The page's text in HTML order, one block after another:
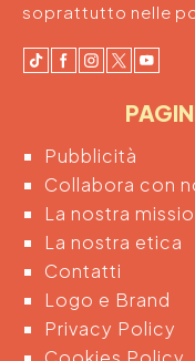
soprattutto nelle
Pubblicità
Collabora con
La nostra
La nostra etica
Contatti
Logo e Brand
Privacy Policy